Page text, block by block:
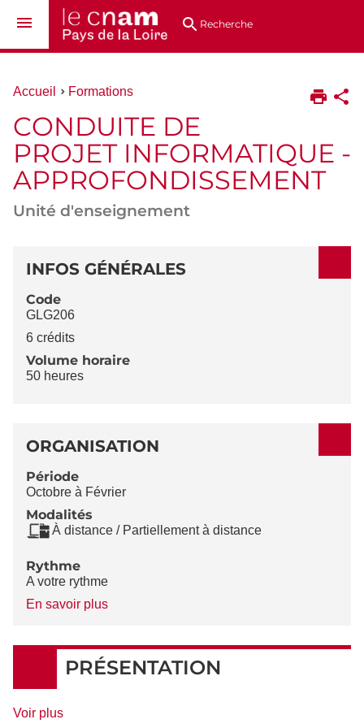
au
directsRecherche
Vous
ici :
Accueil Formations
CONDUITE DE
PROJET INFORMATIQUE -
APPROFONDISSEMENT
Unité d'enseignement
DÉTAILS
INFOS GÉNÉRALES
Code
GLG206
6 crédits
Volume horaire
50 heures
ORGANISATION
Période
Octobre à Février
Modalités
À distance / Partiellement à distance
Rythme
A votre rythme
En savoir plusà
Rythme
PRÉSENTATION
Voir plusde